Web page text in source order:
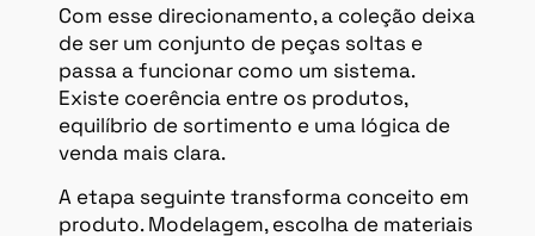
Com esse direcionamento, a coleção deixa
de ser um conjunto de peças soltas e
passa a funcionar como um sistema.
Existe coerência entre os produtos,
equilíbrio de sortimento e uma lógica de
venda mais clara.
A etapa seguinte transforma conceito em
produto. Modelagem, escolha de materiais